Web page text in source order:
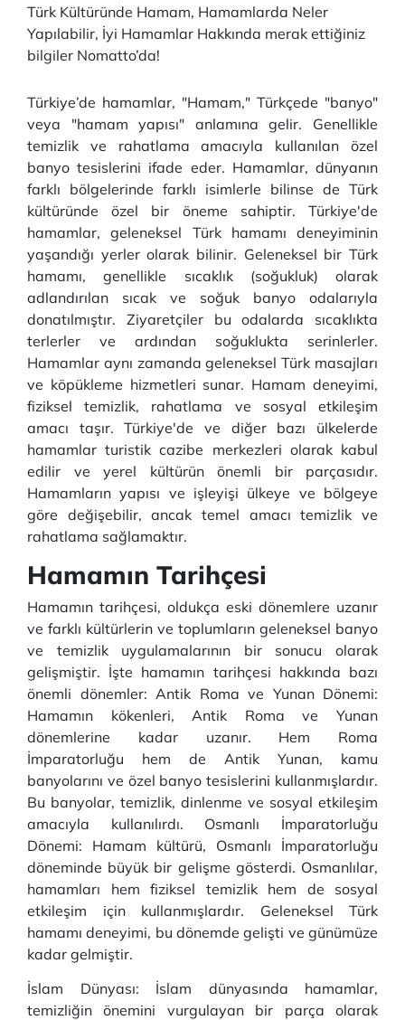
Türk Kültüründe Hamam, Hamamlarda Neler
Yapılabilir, İyi Hamamlar Hakkında merak ettiğiniz
bilgiler Nomatto’da!
Türkiye’de hamamlar, "Hamam," Türkçede "banyo"
veya "hamam yapısı" anlamına gelir. Genellikle
temizlik ve rahatlama amacıyla kullanılan özel
banyo tesislerini ifade eder. Hamamlar, dünyanın
farklı bölgelerinde farklı isimlerle bilinse de Türk
kültüründe özel bir öneme sahiptir. Türkiye'de
hamamlar, geleneksel Türk hamamı deneyiminin
yaşandığı yerler olarak bilinir. Geleneksel bir Türk
hamamı, genellikle sıcaklık (soğukluk) olarak
adlandırılan sıcak ve soğuk banyo odalarıyla
donatılmıştır. Ziyaretçiler bu odalarda sıcaklıkta
terlerler ve ardından soğuklukta serinlerler.
Hamamlar aynı zamanda geleneksel Türk masajları
ve köpükleme hizmetleri sunar. Hamam deneyimi,
fiziksel temizlik, rahatlama ve sosyal etkileşim
amacı taşır. Türkiye'de ve diğer bazı ülkelerde
hamamlar turistik cazibe merkezleri olarak kabul
edilir ve yerel kültürün önemli bir parçasıdır.
Hamamların yapısı ve işleyişi ülkeye ve bölgeye
göre değişebilir, ancak temel amacı temizlik ve
rahatlama sağlamaktır.
Hamamın Tarihçesi
Hamamın tarihçesi, oldukça eski dönemlere uzanır
ve farklı kültürlerin ve toplumların geleneksel banyo
ve temizlik uygulamalarının bir sonucu olarak
gelişmiştir. İşte hamamın tarihçesi hakkında bazı
önemli dönemler: Antik Roma ve Yunan Dönemi:
Hamamın kökenleri, Antik Roma ve Yunan
dönemlerine kadar uzanır. Hem Roma
İmparatorluğu hem de Antik Yunan, kamu
banyolarını ve özel banyo tesislerini kullanmışlardır.
Bu banyolar, temizlik, dinlenme ve sosyal etkileşim
amacıyla kullanılırdı. Osmanlı İmparatorluğu
Dönemi: Hamam kültürü, Osmanlı İmparatorluğu
döneminde büyük bir gelişme gösterdi. Osmanlılar,
hamamları hem fiziksel temizlik hem de sosyal
etkileşim için kullanmışlardır. Geleneksel Türk
hamamı deneyimi, bu dönemde gelişti ve günümüze
kadar gelmiştir.
İslam Dünyası: İslam dünyasında hamamlar,
temizliğin önemini vurgulayan bir parça olarak